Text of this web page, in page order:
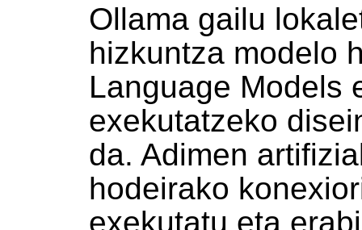
Ollama gailu
hizkuntza modelo
Language Models
exekutatzeko
da. Adimen
hodeirako
exekutatu eta